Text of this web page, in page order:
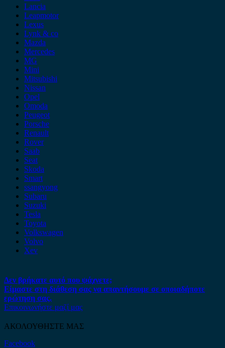
Lancia
Leapmotor
Lexus
Lynk & co
Mazda
Mercedes
MG
Mini
Mitsubishi
Nissan
Opel
Omoda
Peugeot
Porsche
Renault
Rover
Saab
Seat
Skoda
Smart
ssangyong
Subaru
Suzuki
Tesla
Toyota
Volkswagen
Volvo
Xev
Δεν βρήκατε αυτό που ψάχνετε;
Είμαστε στη διάθεση σας να απαντήσουμε σε οποιαδήποτε
ερώτηση σας.
Επικοινωνήστε μαζί μας
ΑΚΟΛΟΥΘΗΣΤΕ ΜΑΣ
Facebook